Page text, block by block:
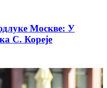
Москве: У
С. Кореје